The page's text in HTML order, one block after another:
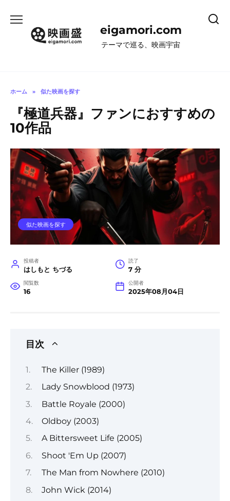
eigamori.com
テーマで巡る、映画宇宙
ホーム » 似た映画を探す
『極道兵器』ファンにおすすめの
10作品
似た映画を探す
投稿者
はしもと ちづる
読了
7 分
閲覧数
16
公開者
2025年08月04日
目次
The Killer (1989)
Lady Snowblood (1973)
Battle Royale (2000)
Oldboy (2003)
A Bittersweet Life (2005)
Shoot 'Em Up (2007)
The Man from Nowhere (2010)
John Wick (2014)